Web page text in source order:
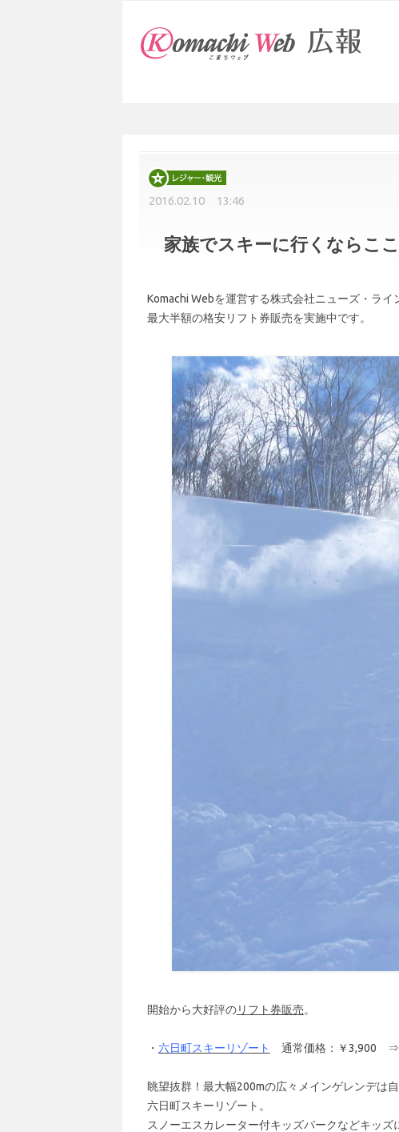
2016.02.10 13:46
家族でスキーに行くならこ
Komachi Webを運営する株式会社ニューズ・ライ
最大半額の格安リフト券販売を実施中です。
開始から大好評のリフト券販売。
・ 六日町スキーリゾート 通常価格：￥3,900
眺望抜群！最大幅200mの広々メインゲレンデは
六日町スキーリゾート。
スノーエスカレーター付キッズパークなどキッ